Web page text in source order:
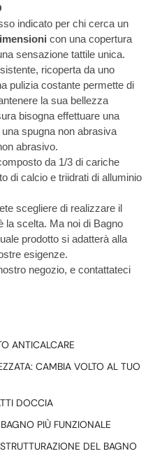
indicato per chi cerca un
con una copertura
sensazione tattile unica.
ricoperta da uno
pulizia costante permette di
la sua bellezza
bisogna effettuare una
spugna non abrasiva
abrasivo.
da 1/3 di cariche
di calcio e triidrati di alluminio
scegliere di realizzare il
la scelta. Ma noi di Bagno
prodotto si adatterà alla
esigenze.
negozio, e contattateci
ANTICALCARE
CAMBIA VOLTO AL TUO
DOCCIA
PIÙ FUNZIONALE
DEL BAGNO